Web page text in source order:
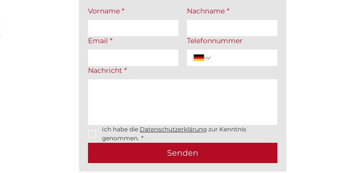
Vorname * Nachname *
Email * Telefonnummer
Nachricht *
Ich habe die Datenschutzerklärung zur Kenntnis
genommen. *
Senden